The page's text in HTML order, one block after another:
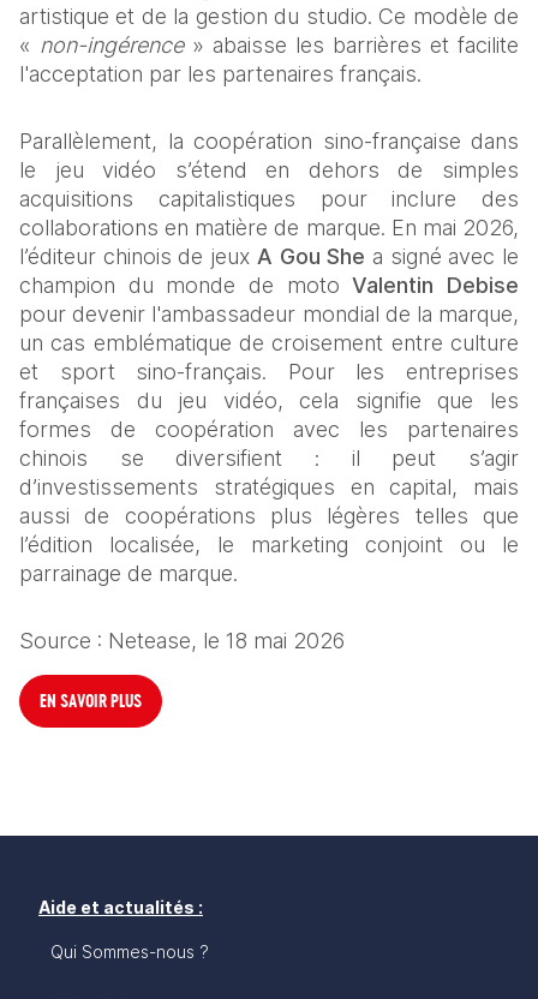
artistique et de la gestion du studio. Ce modèle de
« non-ingérence » abaisse les barrières et facilite
l'acceptation par les partenaires français.
Parallèlement, la coopération sino-française dans
le jeu vidéo s’étend en dehors de simples
acquisitions capitalistiques pour inclure des
collaborations en matière de marque. En mai 2026,
l’éditeur chinois de jeux A Gou She a signé avec le
champion du monde de moto Valentin Debise
pour devenir l'ambassadeur mondial de la marque,
un cas emblématique de croisement entre culture
et sport sino-français. Pour les entreprises
françaises du jeu vidéo, cela signifie que les
formes de coopération avec les partenaires
chinois se diversifient : il peut s’agir
d’investissements stratégiques en capital, mais
aussi de coopérations plus légères telles que
l’édition localisée, le marketing conjoint ou le
parrainage de marque.
Source : Netease, le 18 mai 2026
EN SAVOIR PLUS
Aide et actualités :
Qui Sommes-nous ?